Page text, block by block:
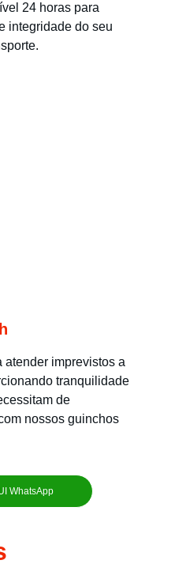
24 horas para
integridade do seu
atender imprevistos a
tranquilidade
de
nossos guinchos
WhatsApp